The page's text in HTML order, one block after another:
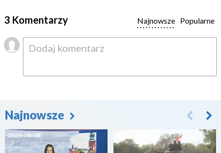
3 Komentarzy Popularne
Najnowsze
Najnowsze
2026-08-08